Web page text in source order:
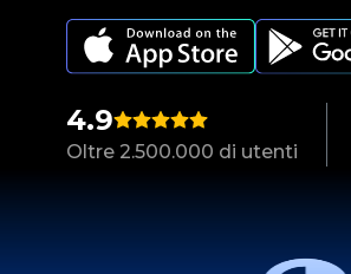
4.9
Oltre 2.500.000 di utenti